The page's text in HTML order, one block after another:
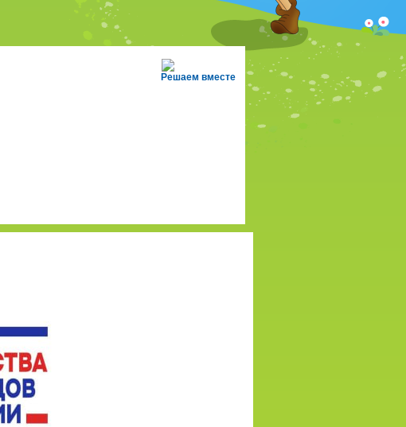
Решаем вместе